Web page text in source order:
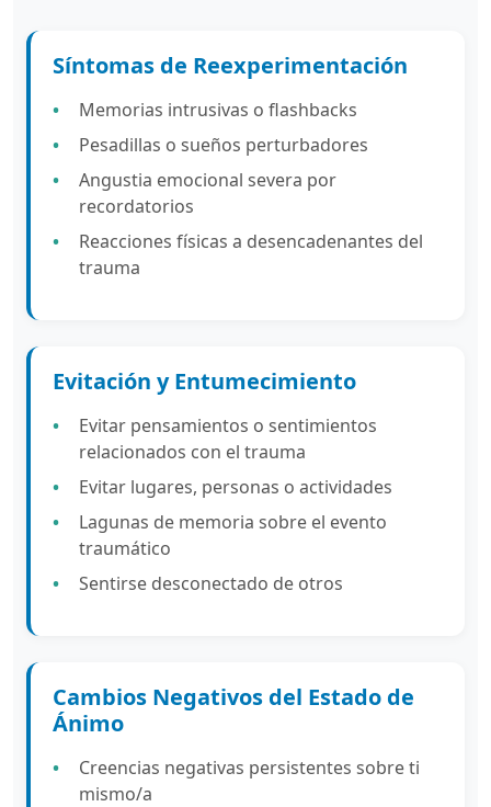
Síntomas de Reexperimentación
Memorias intrusivas o flashbacks
Pesadillas o sueños perturbadores
Angustia emocional severa por
recordatorios
Reacciones físicas a desencadenantes del
trauma
Evitación y Entumecimiento
Evitar pensamientos o sentimientos
relacionados con el trauma
Evitar lugares, personas o actividades
Lagunas de memoria sobre el evento
traumático
Sentirse desconectado de otros
Cambios Negativos del Estado de
Ánimo
Creencias negativas persistentes sobre ti
mismo/a